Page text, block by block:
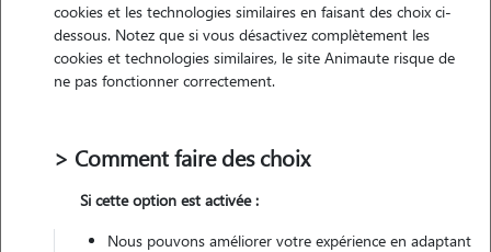
Véhiculé
cookies et les technologies similaires en faisant des choix ci-
dessous. Notez que si vous désactivez complètement les
cookies et technologies similaires, le site Animaute risque de
ne pas fonctionner correctement.
> Comment faire des choix
Si cette option est activée :
Nous pouvons améliorer votre expérience en adaptant